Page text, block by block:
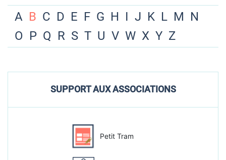
A B C D E F G H I J K L M N
O P Q R S T U V W X Y Z
SUPPORT AUX ASSOCIATIONS
Petit Tram